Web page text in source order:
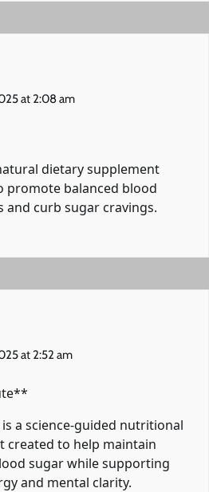
at 2:08 am
dietary supplement
promote balanced blood
and curb sugar cravings.
at 2:52 am
is a science-guided nutritional
created to help maintain
sugar while supporting
and mental clarity.